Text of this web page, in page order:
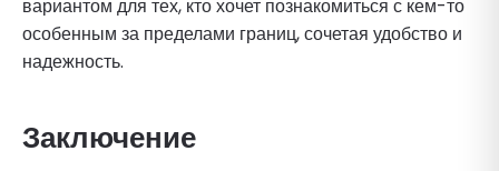
вариантом для тех, кто хочет познакомиться с кем-то
особенным за пределами границ, сочетая удобство и
надежность.
Заключение